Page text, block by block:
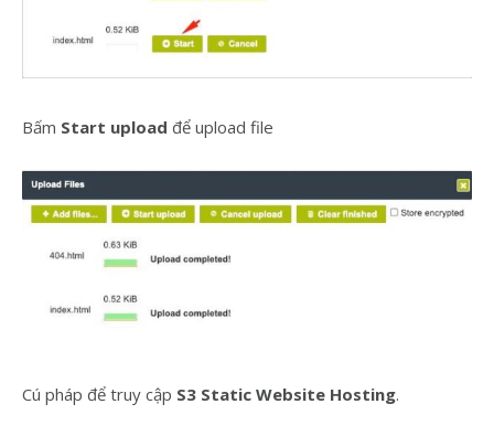
Bấm Start upload để upload file
Cú pháp để truy cập S3 Static Website Hosting.